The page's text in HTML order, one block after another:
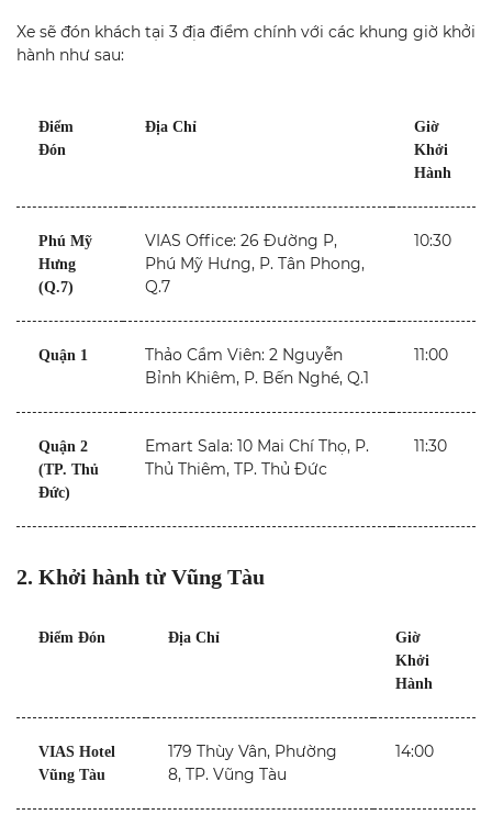
Xe sẽ đón khách tại 3 địa điểm chính với các khung giờ khởi
hành như sau:
Điểm
Đón
Địa Chỉ
Giờ
Khởi
Hành
Phú Mỹ
Hưng
(Q.7)
VIAS Office: 26 Đường P,
Phú Mỹ Hưng, P. Tân Phong,
Q.7
10:30
Quận 1
Thảo Cầm Viên: 2 Nguyễn
Bỉnh Khiêm, P. Bến Nghé, Q.1
11:00
Quận 2
(TP. Thủ
Đức)
Emart Sala: 10 Mai Chí Thọ, P.
Thủ Thiêm, TP. Thủ Đức
11:30
2. Khởi hành từ Vũng Tàu
Điểm Đón Địa Chỉ
Giờ
Khởi
Hành
VIAS Hotel
Vũng Tàu
179 Thùy Vân, Phường
8, TP. Vũng Tàu
14:00